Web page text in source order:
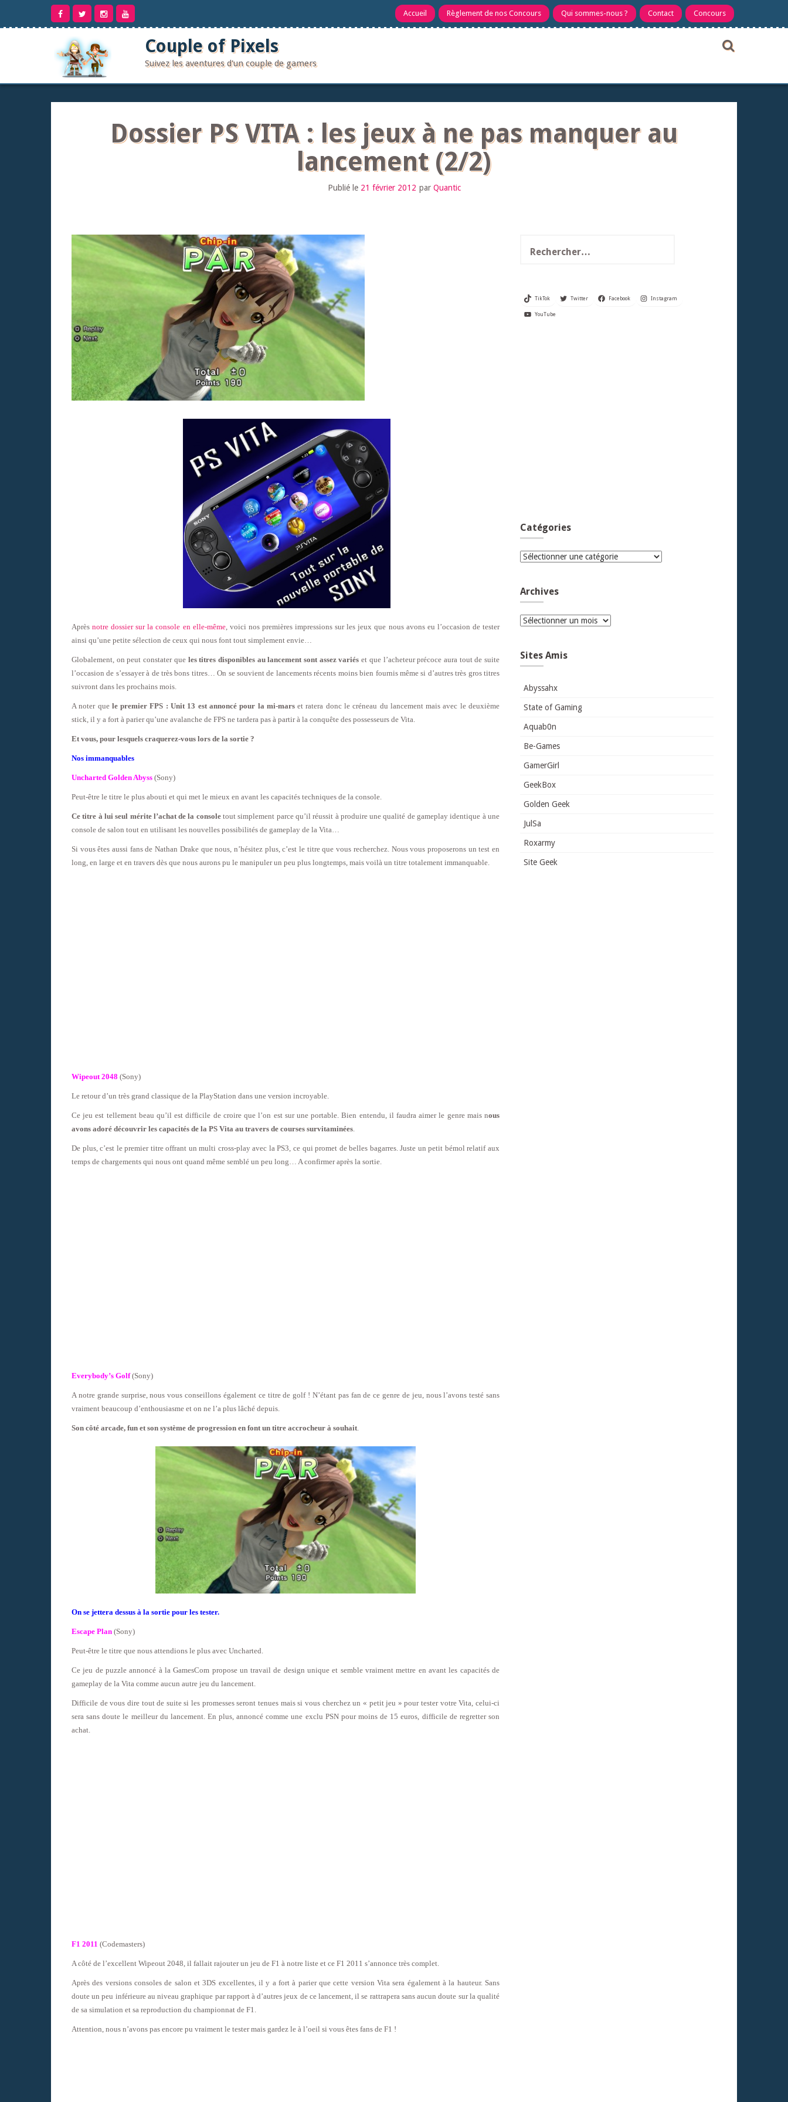
contenu
Accueil Règlement de nos Concours Qui sommes-nous ? Contact Concours
Couple of Pixels
Suivez les aventures d'un couple de gamers
Dossier PS VITA : les jeux à ne pas manquer au
lancement (2/2)
Publié le 21 février 2012 par Quantic
Aprèsnotre dossier sur la console en elle-même, voici nos premières impressions sur les jeux que nous avons eu l’occasion de tester
ainsi qu’une petite sélection de ceux qui nous font tout simplement envie…
Globalement, on peut constater que les titres disponibles au lancement sont assez variés et que l’acheteur précoce aura tout de suite
l’occasion de s’essayer à de très bons titres… On se souvient de lancements récents moins bien fournis même si d’autres très gros titres
suivront dans les prochains mois.
A noter quele premier FPS : Unit 13 est annoncé pour la mi-marset ratera donc le créneau du lancement mais avec le deuxième
stick, il y a fort à parier qu’une avalanche de FPS ne tardera pas à partir à la conquête des possesseurs de Vita.
Et vous, pour lesquels craquerez-vous lors de la sortie ?
Nos immanquables
Uncharted Golden Abyss (Sony)
Peut-être le titre le plus abouti et qui met le mieux en avant les capacités techniques de la console.
Ce titre à lui seul mérite l’achat de la consoletout simplement parce qu’il réussit à produire une qualité de gameplay identique à une
console de salon tout en utilisant les nouvelles possibilités de gameplay de la Vita…
Si vous êtes aussi fans de Nathan Drake que nous, n’hésitez plus, c’est le titre que vous recherchez. Nous vous proposerons un test en
long, en large et en travers dès que nous aurons pu le manipuler un peu plus longtemps, mais voilà un titre totalement immanquable.
Wipeout 2048 (Sony)
Le retour d’un très grand classique de la PlayStation dans une version incroyable.
Ce jeu est tellement beau qu’il est difficile de croire que l’on est sur une portable. Bien entendu, il faudra aimer le genre mais nous
avons adoré découvrir les capacités de la PS Vita au travers de courses survitaminées.
De plus, c’est le premier titre offrant un multi cross-play avec la PS3, ce qui promet de belles bagarres. Juste un petit bémol relatif aux
temps de chargements qui nous ont quand même semblé un peu long… A confirmer après la sortie.
Everybody’s Golf(Sony)
A notre grande surprise, nous vous conseillons également ce titre de golf ! N’étant pas fan de ce genre de jeu, nous l’avons testé sans
vraiment beaucoup d’enthousiasme et on ne l’a plus lâché depuis.
Son côté arcade, fun et son système de progression en font un titre accrocheur à souhait.
On se jettera dessus à la sortie pour les tester.
Escape Plan (Sony)
Peut-être le titre que nous attendions le plus avec Uncharted.
Ce jeu de puzzle annoncé à la GamesCom propose un travail de design unique et semble vraiment mettre en avant les capacités de
gameplay de la Vita comme aucun autre jeu du lancement.
Difficile de vous dire tout de suite si les promesses seront tenues mais si vous cherchez un « petit jeu » pour tester votre Vita, celui-ci
sera sans doute le meilleur du lancement. En plus, annoncé comme une exclu PSN pour moins de 15 euros, difficile de regretter son
achat.
F1 2011 (Codemasters)
A côté de l’excellent Wipeout 2048, il fallait rajouter un jeu de F1 à notre liste et ce F1 2011 s’annonce très complet.
Après des versions consoles de salon et 3DS excellentes, il y a fort à parier que cette version Vita sera également à la hauteur. Sans
doute un peu inférieure au niveau graphique par rapport à d’autres jeux de ce lancement, il se rattrapera sans aucun doute sur la qualité
de sa simulation et sa reproduction du championnat de F1.
Attention, nous n’avons pas encore pu vraiment le tester mais gardez le à l’oeil si vous êtes fans de F1 !
TikTok Twitter Facebook Instagram
YouTube
Catégories
Catégories
Archives
Archives
Sites Amis
Abyssahx
State of Gaming
Aquab0n
Be-Games
GamerGirl
GeekBox
Golden Geek
JulSa
Roxarmy
Site Geek